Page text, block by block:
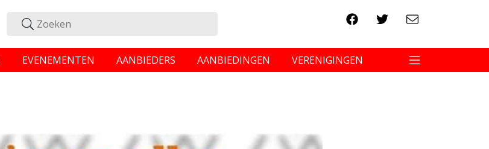
EVENEMENTEN AANBIEDERS AANBIEDINGEN VERENIGINGEN